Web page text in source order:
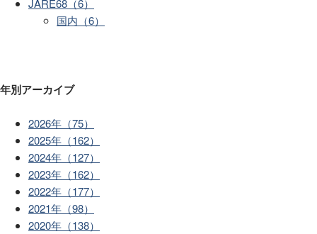
JARE68（6）
国内（6）
年別アーカイブ
2026年（75）
2025年（162）
2024年（127）
2023年（162）
2022年（177）
2021年（98）
2020年（138）